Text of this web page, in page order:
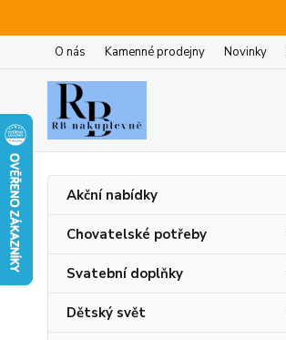
O nás Kamenné prodejny Novinky
Akční nabídky
Chovatelské potřeby
Svatební doplňky
Dětský svět